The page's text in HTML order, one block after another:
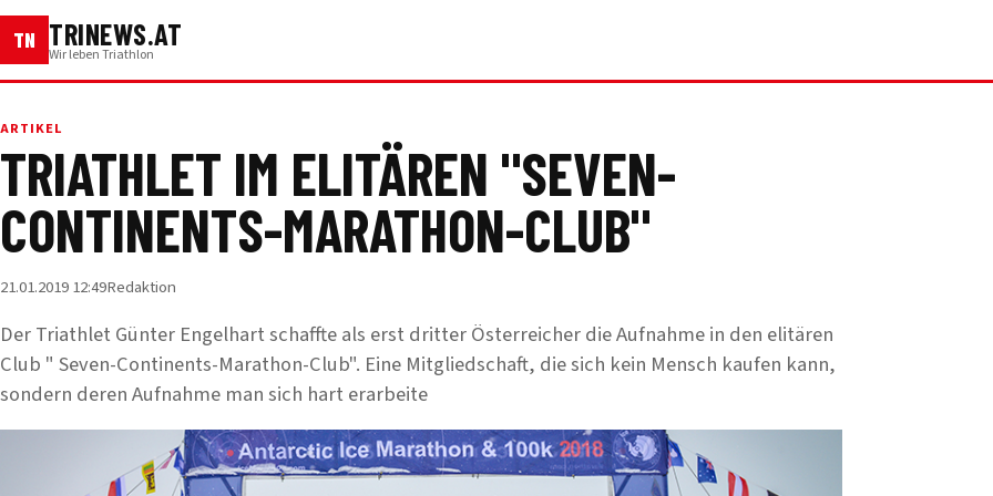
TN TRINEWS.AT
Wir leben Triathlon
ARTIKEL
TRIATHLET IM ELITÄREN "SEVEN-
CONTINENTS-MARATHON-CLUB"
21.01.2019 12:49Redaktion
Der Triathlet Günter Engelhart schaffte als erst dritter Österreicher die Aufnahme in den elitären
Club " Seven-Continents-Marathon-Club". Eine Mitgliedschaft, die sich kein Mensch kaufen kann,
sondern deren Aufnahme man sich hart erarbeite